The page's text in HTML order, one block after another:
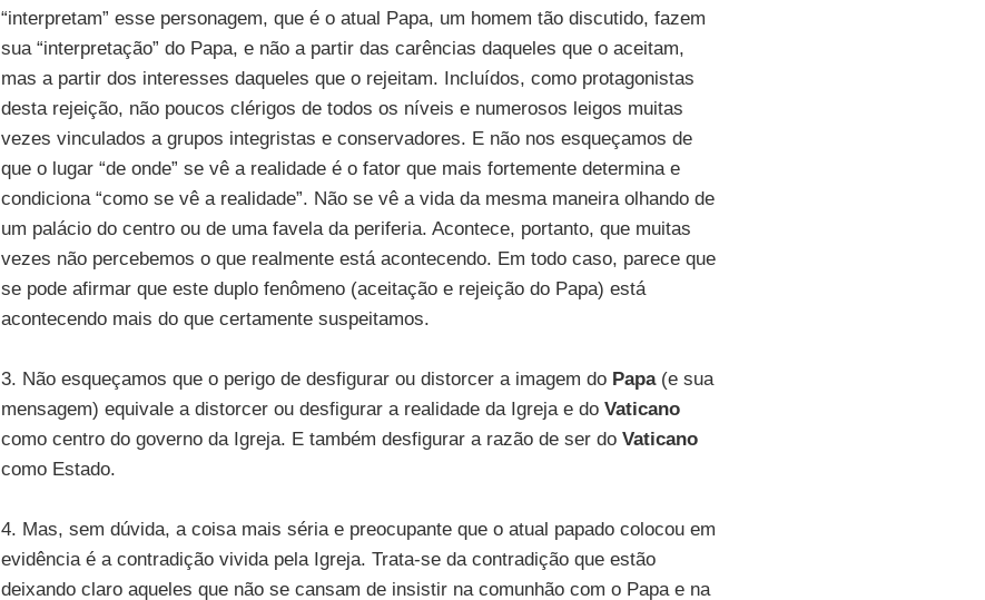
“interpretam” esse personagem, que é o atual Papa, um homem tão discutido, fazem
sua “interpretação” do Papa, e não a partir das carências daqueles que o aceitam,
mas a partir dos interesses daqueles que o rejeitam. Incluídos, como protagonistas
desta rejeição, não poucos clérigos de todos os níveis e numerosos leigos muitas
vezes vinculados a grupos integristas e conservadores. E não nos esqueçamos de
que o lugar “de onde” se vê a realidade é o fator que mais fortemente determina e
condiciona “como se vê a realidade”. Não se vê a vida da mesma maneira olhando de
um palácio do centro ou de uma favela da periferia. Acontece, portanto, que muitas
vezes não percebemos o que realmente está acontecendo. Em todo caso, parece que
se pode afirmar que este duplo fenômeno (aceitação e rejeição do Papa) está
acontecendo mais do que certamente suspeitamos.
3. Não esqueçamos que o perigo de desfigurar ou distorcer a imagem do Papa(e sua
mensagem) equivale a distorcer ou desfigurar a realidade da Igreja e do Vaticano
como centro do governo da Igreja. E também desfigurar a razão de ser do Vaticano
como Estado.
4. Mas, sem dúvida, a coisa mais séria e preocupante que o atual papado colocou em
evidência é a contradição vivida pela Igreja. Trata-se da contradição que estão
deixando claro aqueles que não se cansam de insistir na comunhão com o Papa e na